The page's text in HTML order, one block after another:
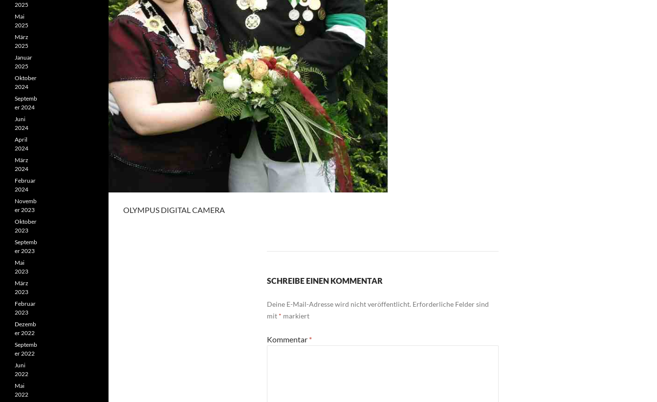
OLYMPUS DIGITAL CAMERA
SCHREIBE EINEN KOMMENTAR
Deine E-Mail-Adresse wird nicht veröffentlicht. Erforderliche Felder sind
mit * markiert
Kommentar *
2025
Mai
2025
März
2025
Januar
2025
Oktober
2024
Septemb
er 2024
Juni
2024
April
2024
März
2024
Februar
2024
Novemb
er 2023
Oktober
2023
Septemb
er 2023
Mai
2023
März
2023
Februar
2023
Dezemb
er 2022
Septemb
er 2022
Juni
2022
Mai
2022